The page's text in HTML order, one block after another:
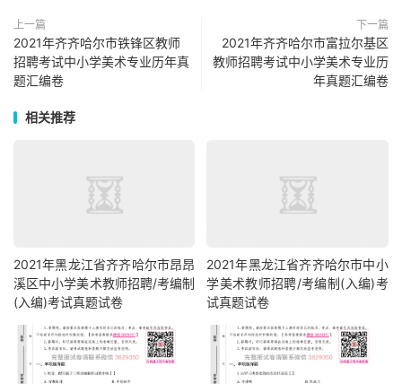
上一篇
2021年齐齐哈尔市铁锋区教师
招聘考试中小学美术专业历年真
题汇编卷
下一篇
2021年齐齐哈尔市富拉尔基区
教师招聘考试中小学美术专业历
年真题汇编卷
相关推荐
2021年黑龙江省齐齐哈尔市昂昂
溪区中小学美术教师招聘/考编制
(入编)考试真题试卷
2021年黑龙江省齐齐哈尔市中小
学美术教师招聘/考编制(入编)考
试真题试卷